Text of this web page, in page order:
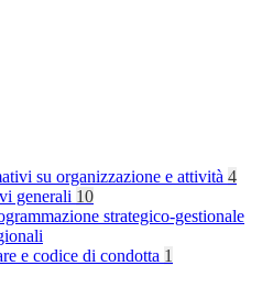
su organizzazione e attività 4
generali 10
strategico-gestionale
e codice di condotta 1